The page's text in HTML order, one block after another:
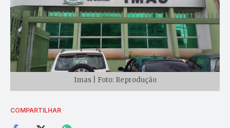
Imas | Foto: Reprodução
COMPARTILHAR